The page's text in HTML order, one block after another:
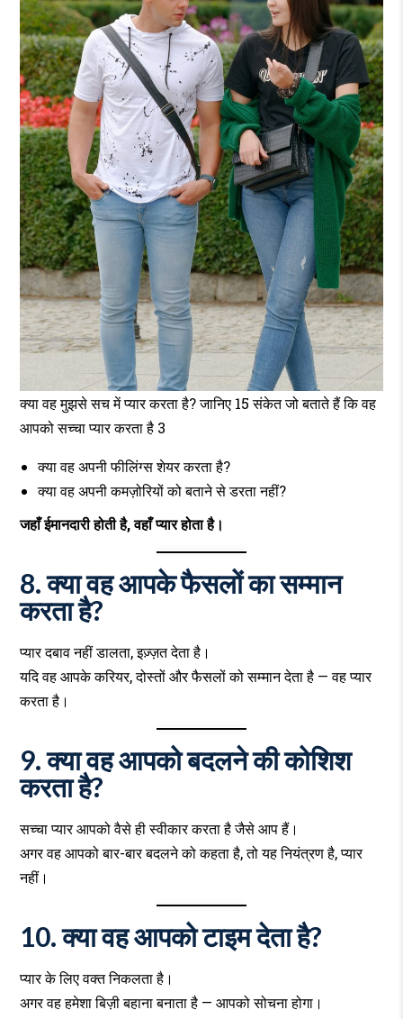
क्या वह मुझसे सच में प्यार करता है? जानिए 15 संकेत जो बताते हैं कि वह
आपको सच्चा प्यार करता है 3
क्या वह अपनी फीलिंग्स शेयर करता है?
क्या वह अपनी कमज़ोरियों को बताने से डरता नहीं?
जहाँ ईमानदारी होती है, वहाँ प्यार होता है।
8. क्या वह आपके फैसलों का सम्मान
करता है?
प्यार दबाव नहीं डालता, इज़्ज़त देता है।
यदि वह आपके करियर, दोस्तों और फैसलों को सम्मान देता है — वह प्यार
करता है।
9. क्या वह आपको बदलने की कोशिश
करता है?
सच्चा प्यार आपको वैसे ही स्वीकार करता है जैसे आप हैं।
अगर वह आपको बार-बार बदलने को कहता है, तो यह नियंत्रण है, प्यार
नहीं।
10. क्या वह आपको टाइम देता है?
प्यार के लिए वक्त निकलता है।
अगर वह हमेशा बिज़ी बहाना बनाता है — आपको सोचना होगा।